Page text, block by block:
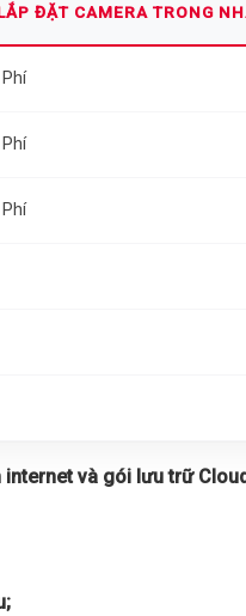
ĐẶT CAMERA TRONG
và gói lưu trữ